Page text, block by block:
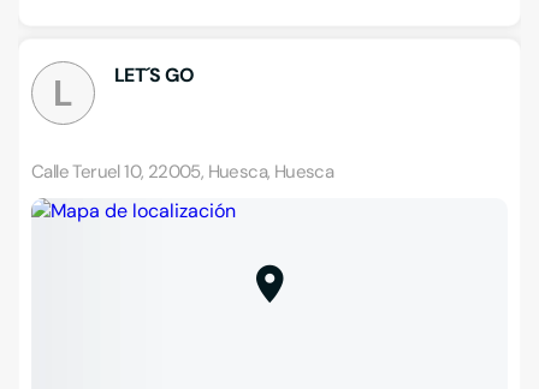
L LET´S GO
Calle Teruel 10, 22005, Huesca, Huesca